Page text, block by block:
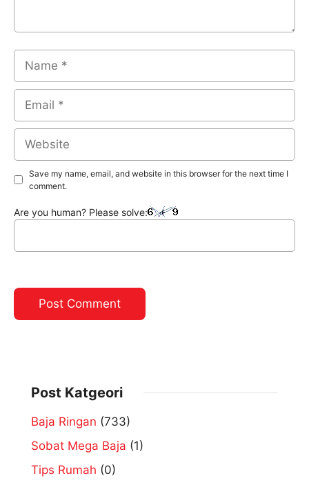
Name
Email
Website
Save my name, email, and website in this browser for the next time I
comment.
Are you human? Please solve:
Post Katgeori
Baja Ringan (733)
Sobat Mega Baja (1)
Tips Rumah (0)